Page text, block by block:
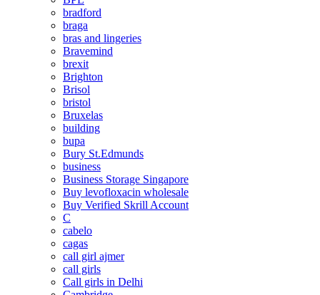
bradford
braga
bras and lingeries
Bravemind
brexit
Brighton
Brisol
bristol
Bruxelas
building
bupa
Bury St.Edmunds
business
Business Storage Singapore
Buy levofloxacin wholesale
Buy Verified Skrill Account
C
cabelo
cagas
call girl ajmer
call girls
Call girls in Delhi